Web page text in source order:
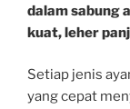
dalam sabung
kuat, leher
Setiap jenis
yang cepat